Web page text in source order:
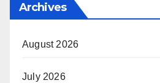
Archives
August 2026
July 2026